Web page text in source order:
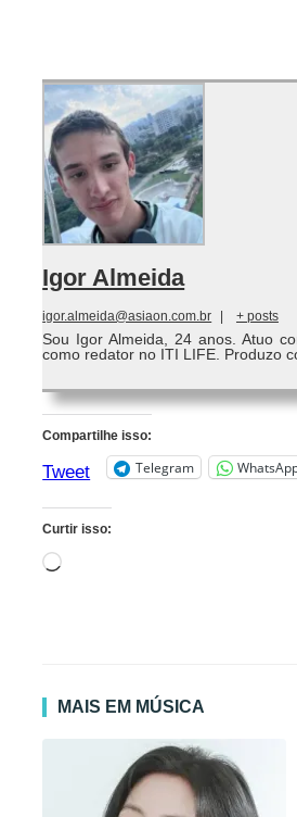
Igor Almeida
igor.almeida@asiaon.com.br + posts
Sou Igor Almeida, 24 anos. Atuo
como redator no ITI LIFE. Produzo
Compartilhe isso:
Tweet Telegram
Curtir isso:
Carregando...
MAIS EM MÚSICA